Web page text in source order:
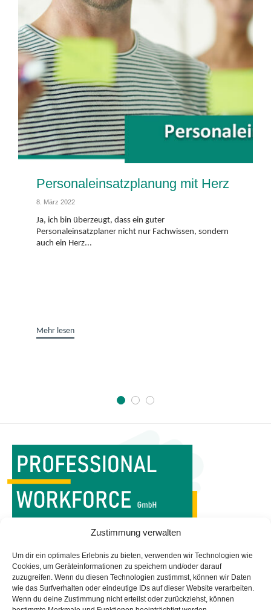
Zustimmung verwalten
Um dir ein optimales Erlebnis zu bieten, verwenden wir Technologien wie
Cookies, um Geräteinformationen zu speichern und/oder darauf
zuzugreifen. Wenn du diesen Technologien zustimmst, können wir Daten
wie das Surfverhalten oder eindeutige IDs auf dieser Website verarbeiten.
Wenn du deine Zustimmung nicht erteilst oder zurückziehst, können
Personaleinsatzplanung mit Herz
8. März 2022
Ja, ich bin überzeugt, dass ein guter
Personaleinsatzplaner nicht nur Fachwissen, sondern
auch ein Herz...
Mehr lesen
WORKFORCE MANAGEMENT
Startseite
Managed Services
Leistungen
Impressum
Datenschutz
Newsletter